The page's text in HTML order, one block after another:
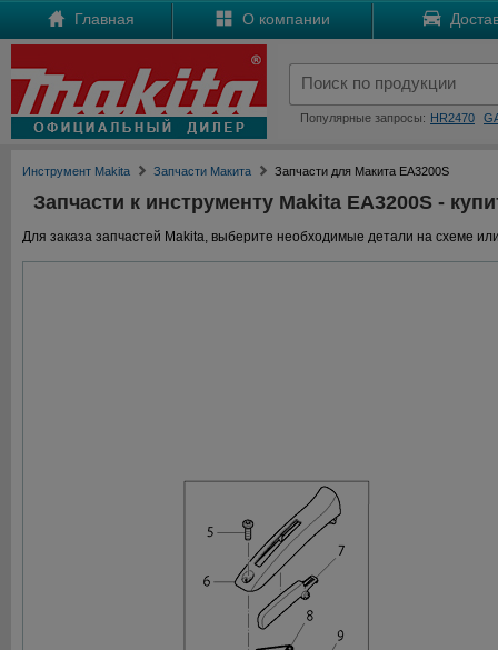
Главная О компании
Популярные запросы: HR2470
Инструмент Makita Запчасти Макита Запчасти для Макита EA3200S
Запчасти к инструменту Makita EA3200S -
Для заказа запчастей Makita, выберите необходимые детали на схеме